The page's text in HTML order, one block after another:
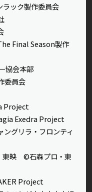
ック製作委員会
Final Season製作
協会本部
委員会
Project
Exedra Project
グリラ・フロンティ
東映 ©石森プロ・東
Project